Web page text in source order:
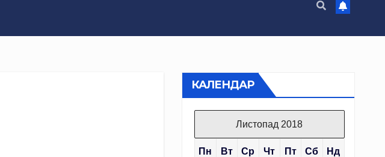
КАЛЕНДАР
Листопад 2018
Пн Вт Ср Чт Пт Сб Нд